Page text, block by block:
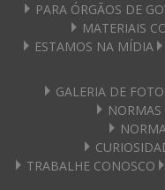
PARA ÓRGÃOS DE
MATERIAIS
ESTAMOS NA MÍDIA
GALERIA DE
TRABALHE CONOSCO